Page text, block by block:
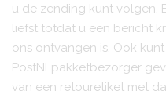
u de zending kunt volgen.
liefst totdat u een bericht
ons ontvangen is. Ook
PostNLpakketbezorger
van een retouretiket met